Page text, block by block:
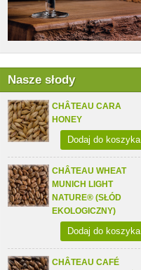
Nasze słody
CHÂTEAU CARA
HONEY
Dodaj do koszyka
CHÂTEAU WHEAT
MUNICH LIGHT
NATURE® (SŁÓD
EKOLOGICZNY)
Dodaj do koszyka
CHÂTEAU CAFÉ